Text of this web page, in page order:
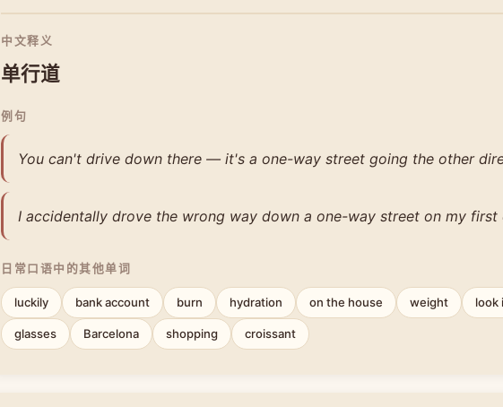
中文释义
单行道
例句
You can't drive down there — it's a one-way street going the other
I accidentally drove the wrong way down a one-way street on my first
日常口语中的其他单词
luckily bank account burn hydration on the house weight look
glasses Barcelona shopping croissant